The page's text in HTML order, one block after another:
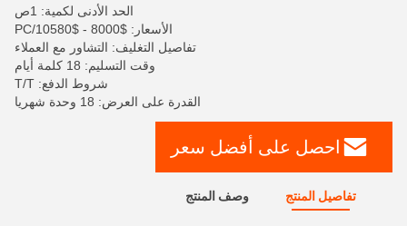
الحد الأدنى لكمية: 1ص
الأسعار: $8000 - $10580/PC
تفاصيل التغليف: التشاور مع العملاء
وقت التسليم: 18 كلمة أيام
شروط الدفع: T/T
القدرة على العرض: 18 وحدة شهريا
احصل على أفضل سعر
تفاصيل المنتج وصف المنتج